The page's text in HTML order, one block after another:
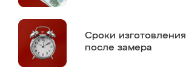
Сроки изготовления
после замера